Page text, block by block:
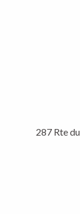
287 Rte